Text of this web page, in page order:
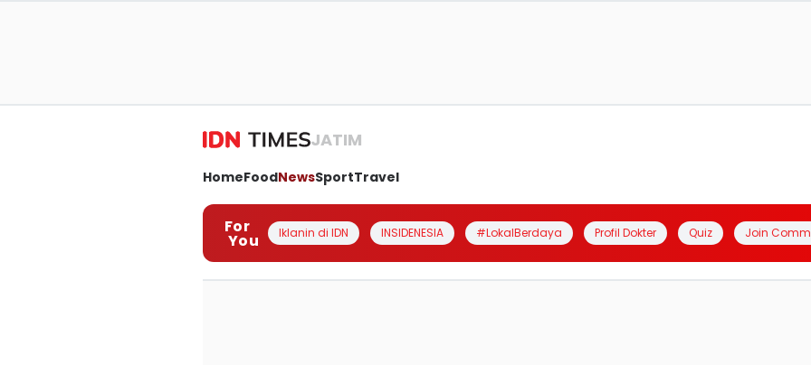
JATIM
HomeFoodNewsSportTravel
For
You Iklanin di IDN INSIDENESIA #LokalBerdaya Profil Dokter Quiz Join